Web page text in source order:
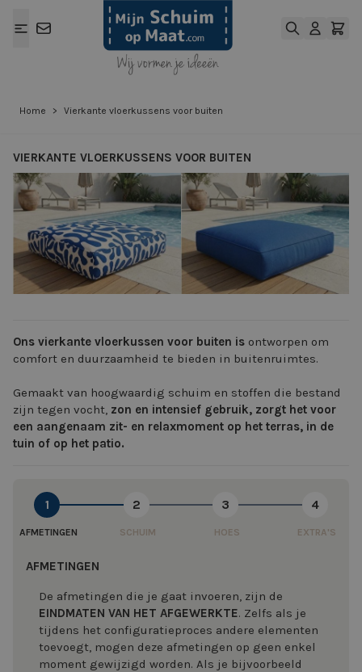
Home > Vierkante vloerkussens voor buiten
VIERKANTE VLOERKUSSENS VOOR BUITEN
View larger image View larger
Ons vierkante vloerkussen voor buiten is ontworpen om
comfort en duurzaamheid te bieden in buitenruimtes.
Gemaakt van hoogwaardig schuim en stoffen die bestand
zijn tegen vocht, zon en intensief gebruik, zorgt het voor
een aangenaam zit- en relaxmoment op het terras, in de
tuin of op het patio.
1
AFMETINGEN
2
SCHUIM
3
HOES
4
EXTRA'S
AFMETINGEN
De afmetingen die je gaat invoeren, zijn de
EINDMATEN VAN HET AFGEWERKTE. Zelfs als je
tijdens het configuratieproces andere elementen
toevoegt, mogen deze afmetingen op geen enkel
moment gewijzigd worden. Als je bijvoorbeeld